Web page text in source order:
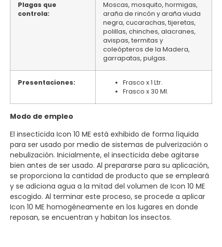
Plagas que
controla:
Moscas, mosquito, hormigas,
araña de rincón y araña viuda
negra, cucarachas, tijeretas,
polillas, chinches, alacranes,
avispas, termitas y
coleópteros de la Madera,
garrapatas, pulgas.
Presentaciones:
Frasco x 1 Ltr.
Frasco x 30 Ml.
Modo de empleo
El insecticida Icon 10 ME está exhibido de forma líquida
para ser usado por medio de sistemas de pulverización o
nebulización. Inicialmente, el insecticida debe agitarse
bien antes de ser usado. Al prepararse para su aplicación,
se proporciona la cantidad de producto que se empleará
y se adiciona agua a la mitad del volumen de Icon 10 ME
escogido. Al terminar este proceso, se procede a aplicar
Icon 10 ME homogéneamente en los lugares en donde
reposan, se encuentran y habitan los insectos.